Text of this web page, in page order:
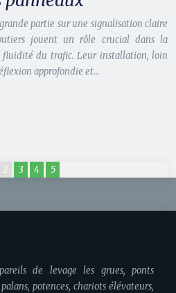
partie sur une signalisation claire
jouent un rôle crucial dans la
fluidité du trafic. Leur installation, loin
approfondie et…
2 3 4 5
de levage les grues, ponts
potences, chariots élévateurs,